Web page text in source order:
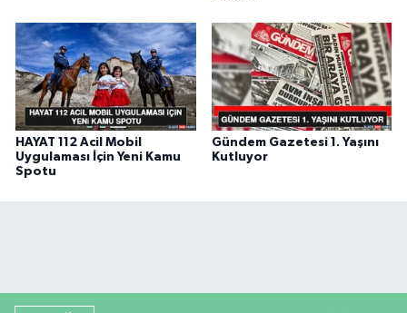
HAYAT 112 Acil Mobil
Uygulaması İçin Yeni Kamu
Spotu
Gündem Gazetesi 1. Yaşını
Kutluyor